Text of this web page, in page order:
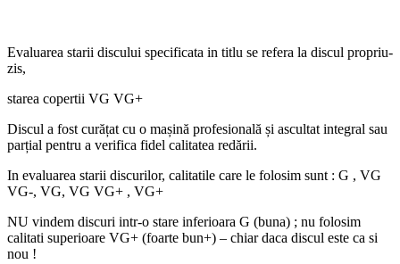
Evaluarea starii discului specificata in titlu se refera la discul propriu-
zis,
starea copertii VG VG+
Discul a fost curățat cu o mașină profesională și ascultat integral sau
parțial pentru a verifica fidel calitatea redării.
In evaluarea starii discurilor, calitatile care le folosim sunt : G , VG
VG-, VG, VG VG+ , VG+
NU vindem discuri intr-o stare inferioara G (buna) ; nu folosim
calitati superioare VG+ (foarte bun+) – chiar daca discul este ca si
nou !